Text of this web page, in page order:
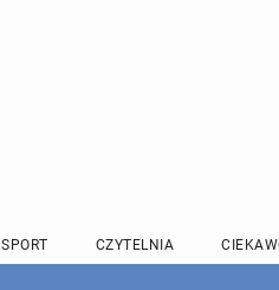
SPORT CZYTELNIA